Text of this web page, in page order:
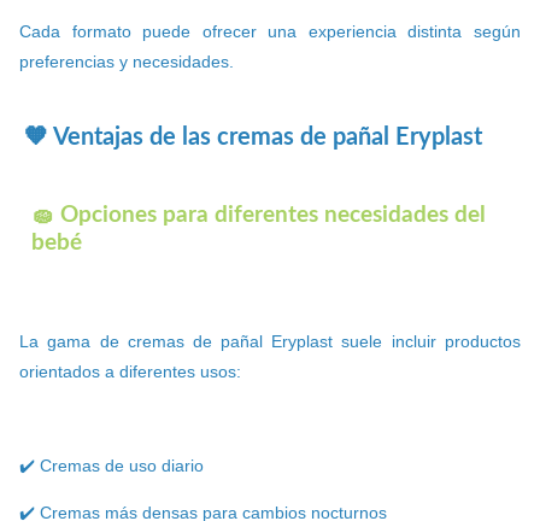
Cada formato puede ofrecer una experiencia distinta según
preferencias y necesidades.
🧡 Ventajas de las cremas de pañal Eryplast
🧽 Opciones para diferentes necesidades del
bebé
La gama de cremas de pañal Eryplast suele incluir productos
orientados a diferentes usos:
✔️ Cremas de uso diario
✔️ Cremas más densas para cambios nocturnos